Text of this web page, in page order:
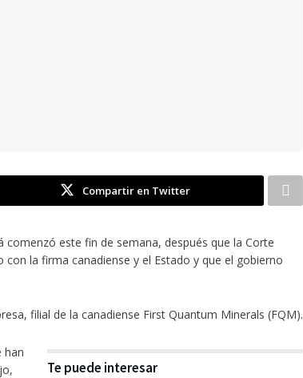
Compartir en Twitter
este fin de semana, después que la Corte
la firma canadiense y el Estado y que el gobierno
filial de la canadiense First Quantum Minerals (FQM).
Te puede interesar
han